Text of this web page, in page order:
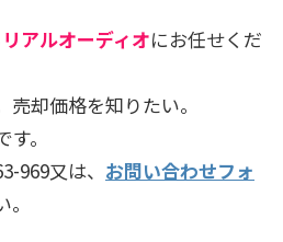
リアルオーディオにお任せくだ
却価格を知りたい。
。
969又は、 お問い合わせフォ